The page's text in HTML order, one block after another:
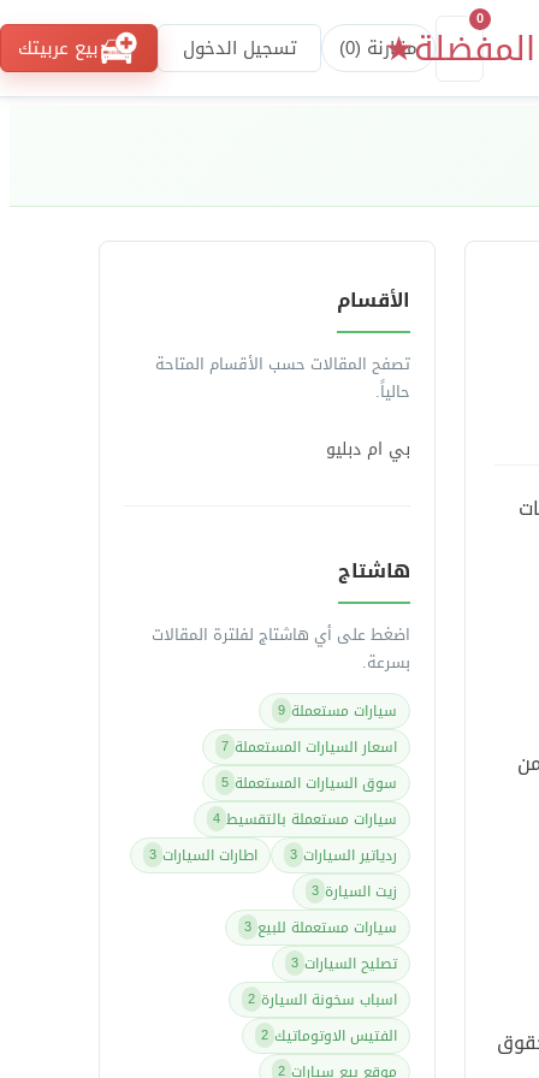
المفضلة
0
★
مقارنة (0
) تسجيل الدخول بيع عربيتك
الأقسام
تصفح المقالات حسب الأقسام المتاحة
حالياً.
بي ام دبليو
هاشتاج
اضغط على أي هاشتاج لفلترة المقالات
بسرعة.
سيارات مستعملة 9
اسعار السيارات المستعملة 7
سوق السيارات المستعملة 5
سيارات مستعملة بالتقسيط 4
ردياتير السيارات 3 اطارات السيارات 3
زيت السيارة 3
سيارات مستعملة للبيع 3
تصليح السيارات 3
اسباب سخونة السيارة 2
الفتيس الاوتوماتيك 2
موقع بيع سيارات 2